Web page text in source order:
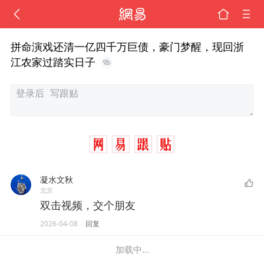
拼命演戏还清一亿四千万巨债，豪门梦醒，现回浙
江农家过踏实日子
凝水文秋
北京
双击视频，交个朋友
2026-04-08 回复
加载中...